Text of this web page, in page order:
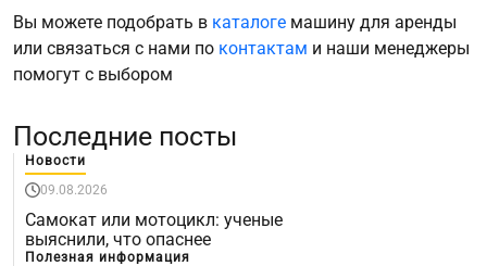
Вы можете подобрать в каталоге машину для аренды
или связаться с нами по контактам и наши менеджеры
помогут с выбором
Последние посты
Новости
09.08.2026
Самокат или мотоцикл: ученые
выяснили, что опаснее
Полезная информация